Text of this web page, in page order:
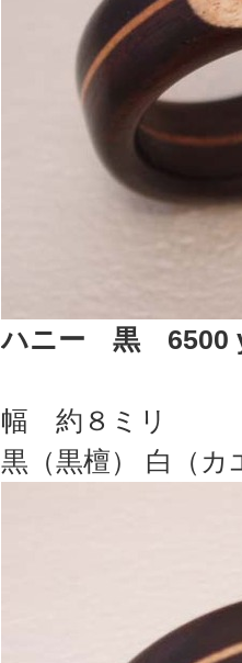
ハニー 黒 6500
幅 約８ミリ
黒（黒檀） 白（